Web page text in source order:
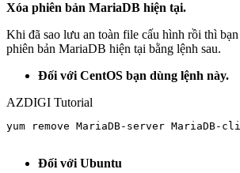
Xóa phiên bản MariaDB hiện tại.
Khi đã sao lưu an toàn file cấu hình rồi thì
phiên bản MariaDB hiện tại bằng lệnh sau.
Đối với CentOS bạn dùng lệnh này.
AZDIGI Tutorial
yum remove MariaDB-server MariaDB-
Đối với Ubuntu